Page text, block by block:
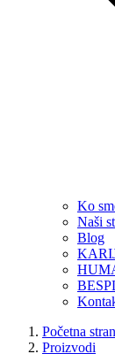
Ko
Naši
Blog
Početna
Proizvodi